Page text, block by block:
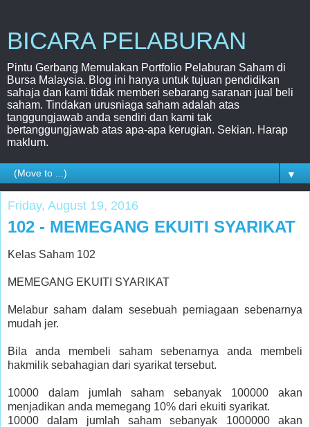
BICARA PELABURAN
Pintu Gerbang Memulakan Portfolio Pelaburan Saham di
Bursa Malaysia. Blog ini hanya untuk tujuan pendidikan
sahaja dan kami tidak memberi sebarang saranan jual beli
saham. Tindakan urusniaga saham adalah atas
tanggungjawab anda sendiri dan kami tak
bertanggungjawab atas apa-apa kerugian. Sekian. Harap
maklum.
▼
Friday, August 19, 2016
102 - MEMEGANG EKUITI SYARIKAT
Kelas Saham 102
MEMEGANG EKUITI SYARIKAT
Melabur saham dalam sesebuah perniagaan sebenarnya
mudah jer.
Bila anda membeli saham sebenarnya anda membeli
hakmilik sebahagian dari syarikat tersebut.
10000 dalam jumlah saham sebanyak 100000 akan
menjadikan anda memegang 10% dari ekuiti syarikat.
10000 dalam jumlah saham sebanyak 1000000 akan